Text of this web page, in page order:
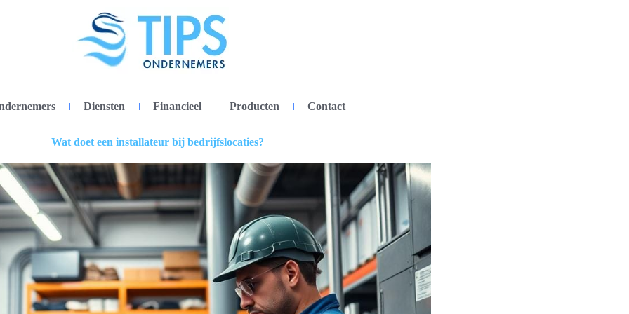
Diensten Financieel Producten Contact
Wat doet een installateur bij bedrijfslocaties?